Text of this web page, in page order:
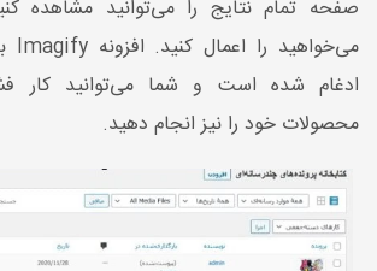
صفحه تمام نتایج را می‌توانید مشاهده
می‌خواهید را اعمال کنید. افزونه Imagify با
ادغام شده است و شما می‌توانید کار
محصولات خود را نیز انجام دهید.